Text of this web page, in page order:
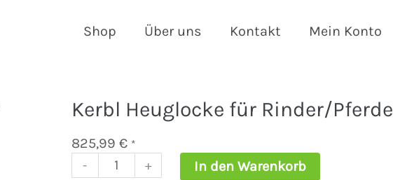
Shop Über uns Kontakt Mein Konto
Kerbl Heuglocke für Rinder/Pferde
825,99 € *
-
Kerbl
+ In den Warenkorb